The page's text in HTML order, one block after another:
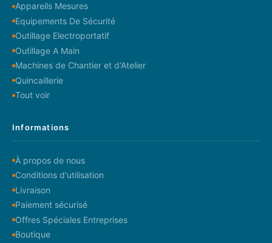
Appareils Mesures
Equipements De Sécurité
Outillage Electroportatif
Outillage A Main
Machines de Chantier et d'Atelier
Quincaillerie
Tout voir
Informations
À propos de nous
Conditions d'utilisation
Livraison
Paiement sécurisé
Offres Spéciales Entreprises
Boutique